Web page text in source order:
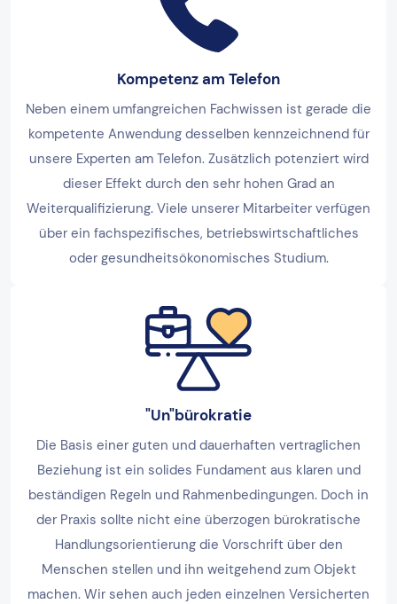
Kompetenz am Telefon
Neben einem umfangreichen Fachwissen ist gerade die
kompetente Anwendung desselben kennzeichnend für
unsere Experten am Telefon. Zusätzlich potenziert wird
dieser Effekt durch den sehr hohen Grad an
Weiterqualifizierung. Viele unserer Mitarbeiter verfügen
über ein fachspezifisches, betriebswirtschaftliches
oder gesundheitsökonomisches Studium.
"Un"bürokratie
Die Basis einer guten und dauerhaften vertraglichen
Beziehung ist ein solides Fundament aus klaren und
beständigen Regeln und Rahmenbedingungen. Doch in
der Praxis sollte nicht eine überzogen bürokratische
Handlungsorientierung die Vorschrift über den
Menschen stellen und ihn weitgehend zum Objekt
machen. Wir sehen auch jeden einzelnen Versicherten